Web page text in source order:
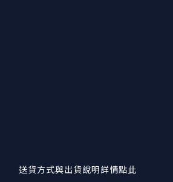
送貨方式與出貨說明詳情點此